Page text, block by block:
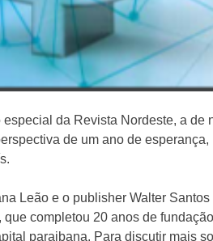
especial da Revista Nordeste, a de
de um ano de
Leão e o publisher Walter
que completou 20 anos de
paraibana. Para discutir mais